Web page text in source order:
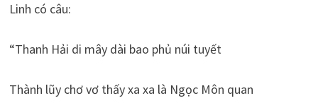
Linh có câu:
“Thanh Hải di mây dài bao phủ núi tuyết
Thành lũy chơ vơ thấy xa xa là Ngọc Môn quan